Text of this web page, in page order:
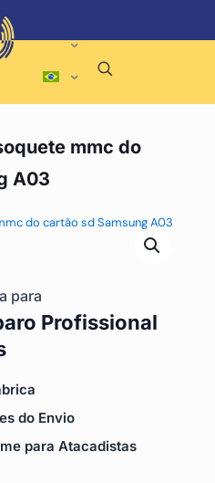
mmc do
A03
para
Profissional
do Envio
para Atacadistas